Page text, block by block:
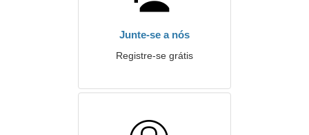
Junte-se a nós
Registre-se grátis